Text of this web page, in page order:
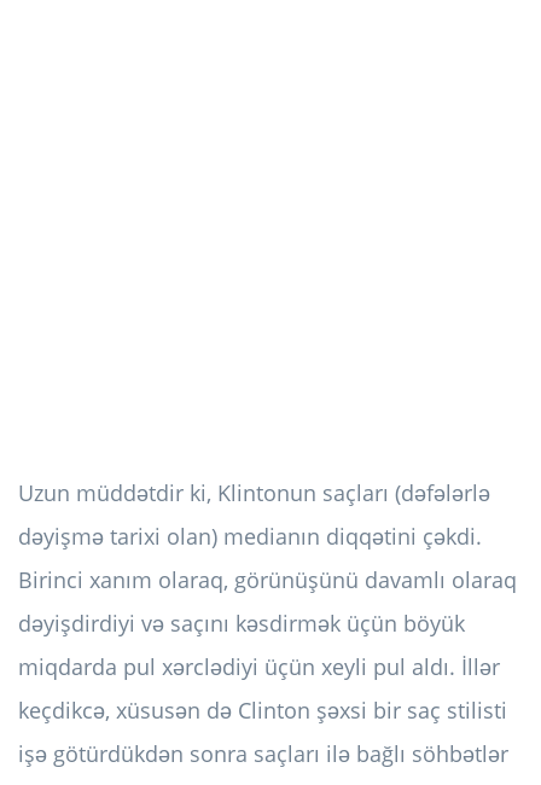
Uzun müddətdir ki, Klintonun saçları (dəfələrlə
dəyişmə tarixi olan) medianın diqqətini çəkdi.
Birinci xanım olaraq, görünüşünü davamlı olaraq
dəyişdirdiyi və saçını kəsdirmək üçün böyük
miqdarda pul xərclədiyi üçün xeyli pul aldı. İllər
keçdikcə, xüsusən də Clinton şəxsi bir saç stilisti
işə götürdükdən sonra saçları ilə bağlı söhbətlər